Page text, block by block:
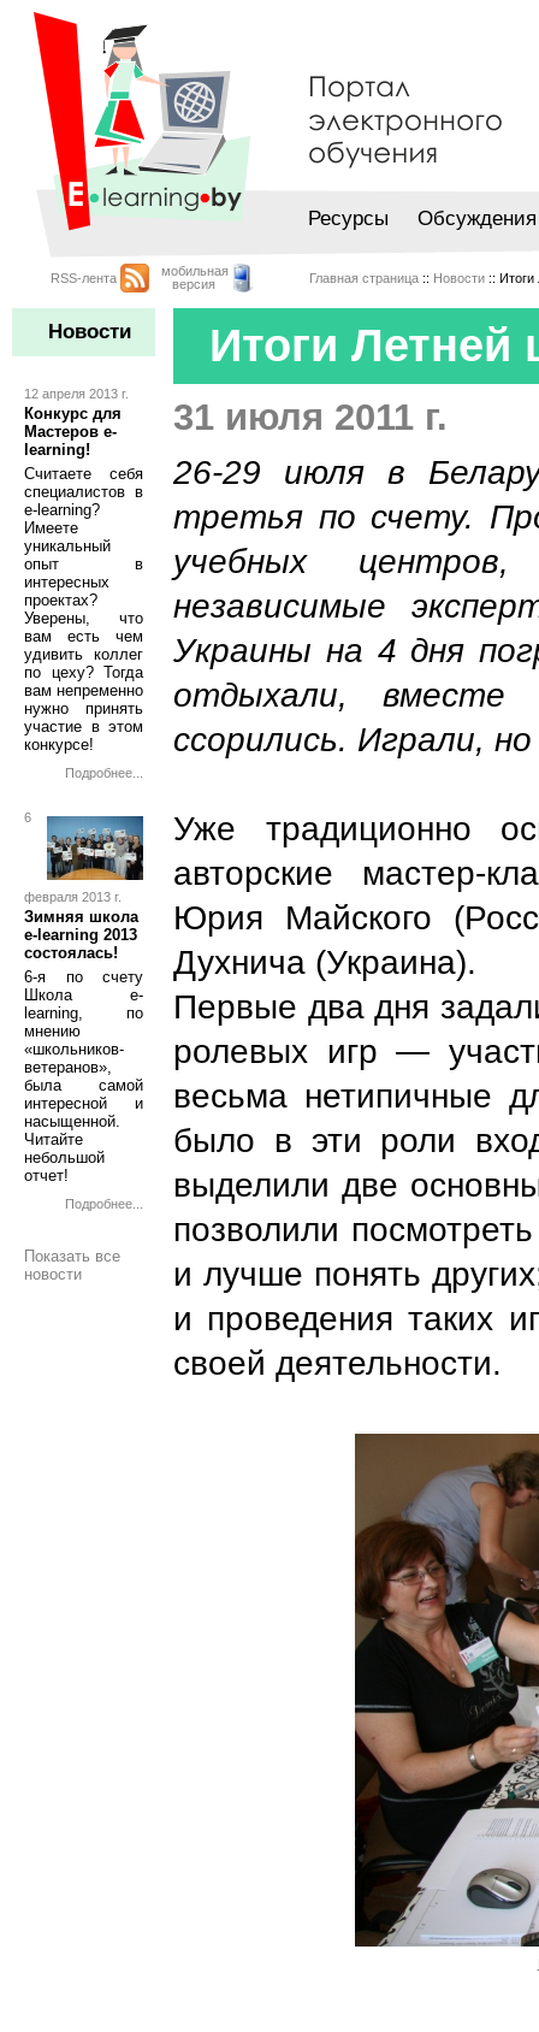
Ресурсы Обсуждения
RSS-лента
мобильная
версия
Главная страница :: Новости ::
Новости
12 апреля 2013 г.
Конкурс для
Мастеров e-
learning!
Считаете себя
специалистов в
e-learning?
Имеете
уникальный
опыт в
интересных
проектах?
Уверены, что
вам есть чем
удивить коллег
по цеху? Тогда
вам непременно
нужно принять
участие в этом
конкурсе!
Подробнее...
6
февраля 2013 г.
Зимняя школа
e-learning 2013
состоялась!
6-я по счету
Школа e-
learning, по
мнению
«школьников-
ветеранов»,
была самой
интересной и
насыщенной.
Читайте
небольшой
отчет!
Подробнее...
Показать все
новости
Итоги
31 июля 2011 г.
26-29 июля в
третья по счету.
учебных
независимые
Украины на 4 дня
отдыхали, вместе
ссорились. Играли,
Уже традиционно
авторские мастер-
Юрия Майского
Духнича (Украина).
Первые два дня
ролевых игр —
весьма нетипичные
было в эти роли
выделили две
позволили
и лучше понять
и проведения таких
своей деятельности.